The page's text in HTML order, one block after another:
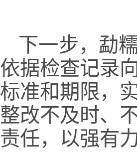
下一步，勐
依据检查记录
标准和期限，
整改不及时、
责任，以强有